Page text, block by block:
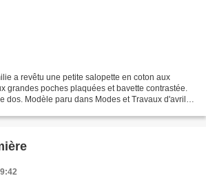
a revêtu une petite salopette en coton aux
grandes poches plaquées et bavette contrastée.
dos. Modèle paru dans Modes et Travaux d'avril